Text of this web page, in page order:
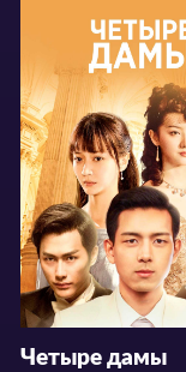
43 11
Четыре дамы